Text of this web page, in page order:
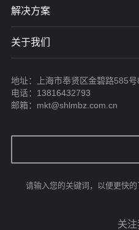
解决方案
关于我们
地址：上海市奉贤区金碧路585号
电话：13816432793
邮箱：mkt@shlmbz.com.cn
请输入您的关键词，以便更快
关注